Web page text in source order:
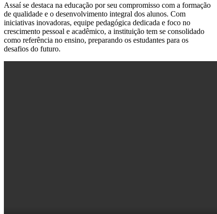
Assaí se destaca na educação por seu compromisso com a formação
de qualidade e o desenvolvimento integral dos alunos. Com
iniciativas inovadoras, equipe pedagógica dedicada e foco no
crescimento pessoal e acadêmico, a instituição tem se consolidado
como referência no ensino, preparando os estudantes para os
desafios do futuro.